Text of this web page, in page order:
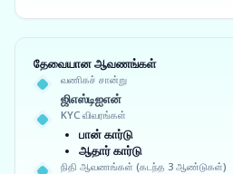
தேவையான ஆவணங்கள்
வணிகச் சான்று
ஜிஎஸ்டிஐஎன்
KYC விவரங்கள்
பான் கார்டு
ஆதார் கார்டு
நிதி ஆவணங்கள் (கடந்த 3 ஆண்டுகள்)